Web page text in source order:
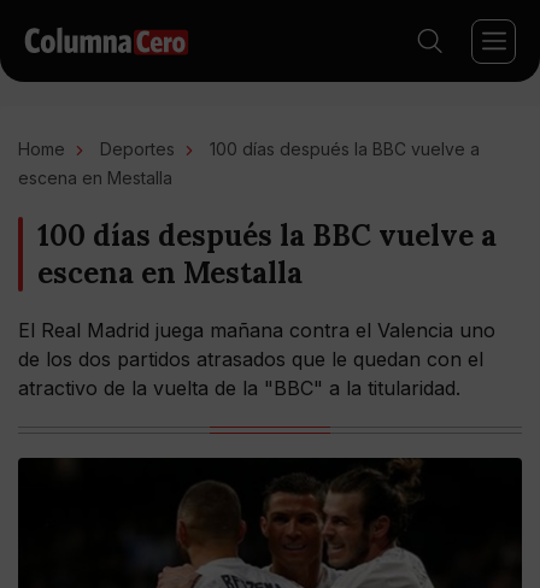
Home Deportes
100 días después la BBC vuelve a
escena en Mestalla
100 días después la BBC vuelve a
escena en Mestalla
El Real Madrid juega mañana contra el Valencia uno
de los dos partidos atrasados que le quedan con el
atractivo de la vuelta de la "BBC" a la titularidad.